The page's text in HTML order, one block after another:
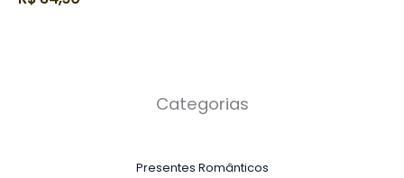
Categorias
Presentes Românticos